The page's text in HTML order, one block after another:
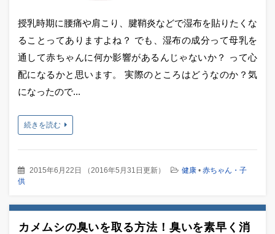
授乳時期に腰痛や肩こり、腱鞘炎などで湿布を貼りたくな
ることってありますよね？ でも、湿布の成分って母乳を
通して赤ちゃんに何か影響があるんじゃないか？ って心
配になるかと思います。 実際のところはどうなのか？気
になったので...
続きを読む
2015年6月22日 （ 2016年5月31日更新） 健康 • 赤ちゃん・子
供
カメムシの臭いを取る方法！臭いを素早く消